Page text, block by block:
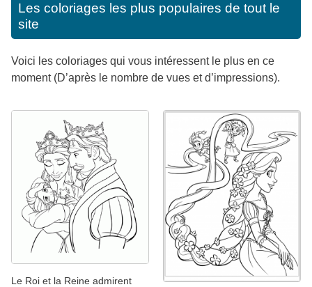
Les coloriages les plus populaires de tout le
site
Voici les coloriages qui vous intéressent le plus en ce
moment (D’après le nombre de vues et d’impressions).
Le Roi et la Reine admirent